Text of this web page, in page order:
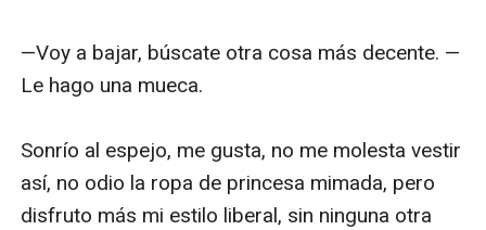
—Voy a bajar, búscate otra cosa más decente. —
Le hago una mueca.
Sonrío al espejo, me gusta, no me molesta vestir
así, no odio la ropa de princesa mimada, pero
disfruto más mi estilo liberal, sin ninguna otra